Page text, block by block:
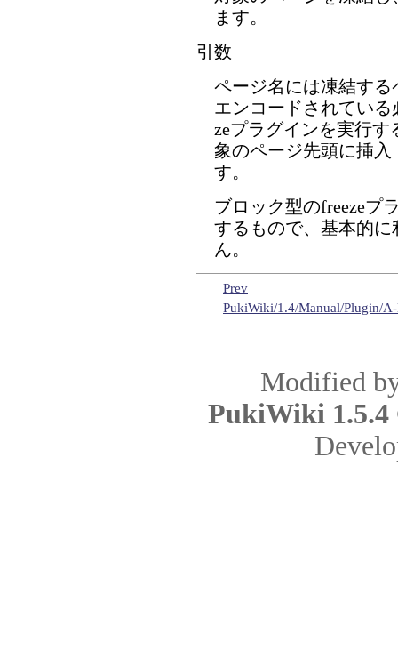
ます。
引数
ページ名には凍結す
エンコードされてい
zeプラグインを実行
象のページ先頭に挿
す。
ブロック型のfreezeプ
するもので、基本的
ん。
Prev
PukiWiki/1.4/Manual/Plugin/
Modified
PukiWiki 1.5.4